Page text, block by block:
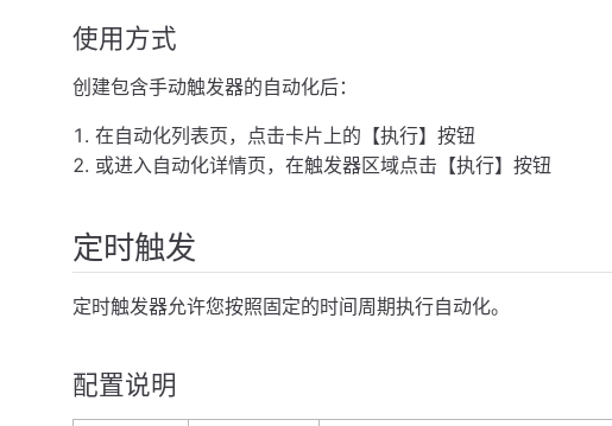
使用方式
创建包含手动触发器的自动化后：
在自动化列表页，点击卡片上的【执行】按钮
或进入自动化详情页，在触发器区域点击【执行】按钮
定时触发
定时触发器允许您按照固定的时间周期执行自动化。
配置说明